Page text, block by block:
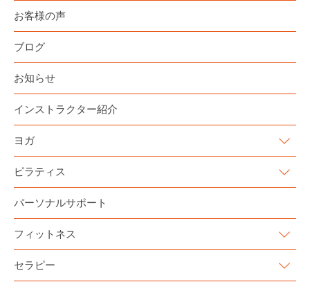
お客様の声
ブログ
お知らせ
インストラクター紹介
ヨガ
ピラティス
パーソナルサポート
フィットネス
セラピー